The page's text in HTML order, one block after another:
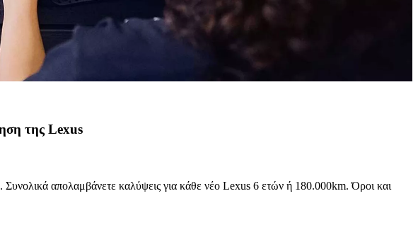
της Lexus
απολαμβάνετε καλύψεις για κάθε νέο Lexus 6 ετών ή 180.000km. Όροι και